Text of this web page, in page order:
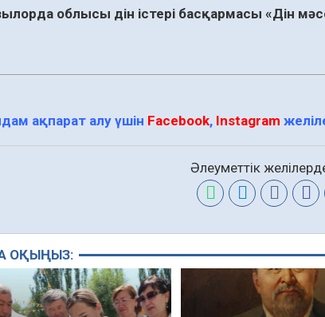
облысы дін істері басқармасы «Дін
ақпарат алу үшін Facebook, Instagram
Әлеуметтік
ОҚЫҢЫЗ: